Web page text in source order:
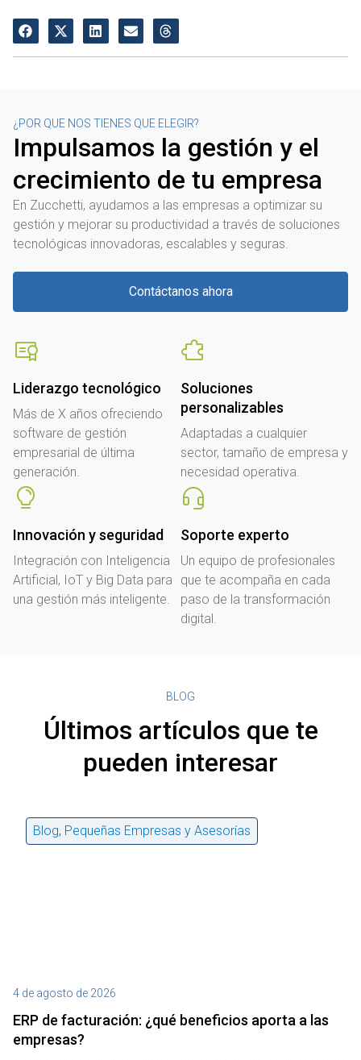
¿POR QUE NOS TIENES QUE ELEGIR?
Impulsamos la gestión y el
crecimiento de tu empresa
En Zucchetti, ayudamos a las empresas a optimizar su
gestión y mejorar su productividad a través de soluciones
tecnológicas innovadoras, escalables y seguras.
Contáctanos ahora
Liderazgo tecnológico
Más de X años ofreciendo
software de gestión
empresarial de última
generación.
Soluciones
personalizables
Adaptadas a cualquier
sector, tamaño de empresa y
necesidad operativa.
Innovación y seguridad
Integración con Inteligencia
Artificial, IoT y Big Data para
una gestión más inteligente.
Soporte experto
Un equipo de profesionales
que te acompaña en cada
paso de la transformación
digital.
BLOG
Últimos artículos que te
pueden interesar
Blog, Pequeñas Empresas y Asesorías
4 de agosto de 2026
ERP de facturación​: ¿qué beneficios aporta a las
empresas?